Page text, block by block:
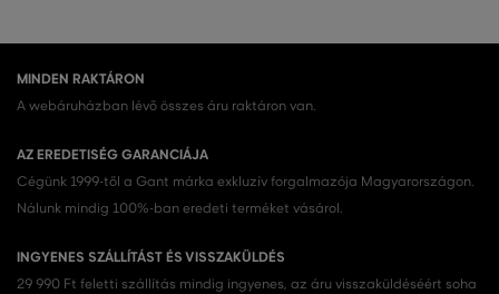
MINDEN RAKTÁRON
A webáruházban lévő összes áru raktáron van.
AZ EREDETISÉG GARANCIÁJA
Cégünk 1999-től a Gant márka exkluzív forgalmazója Magyarországon.
Nálunk mindig 100%-ban eredeti terméket vásárol.
INGYENES SZÁLLÍTÁST ÉS VISSZAKÜLDÉS
29 990 Ft feletti szállítás mindig ingyenes, az áru visszaküldéséért soha